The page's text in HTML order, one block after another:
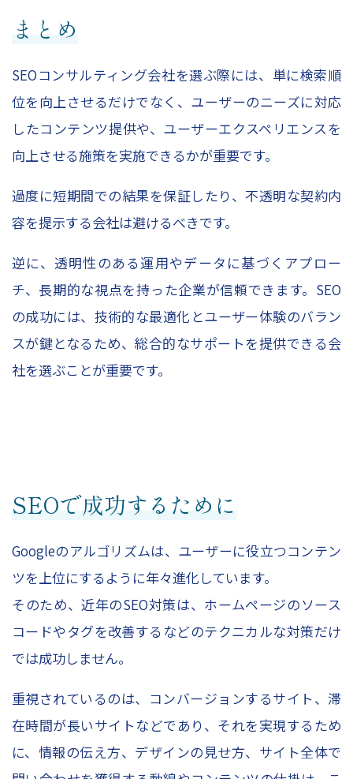
まとめ
SEOコンサルティング会社を選ぶ際には、単に検索順
位を向上させるだけでなく、ユーザーのニーズに対応
したコンテンツ提供や、ユーザーエクスペリエンスを
向上させる施策を実施できるかが重要です。
過度に短期間での結果を保証したり、不透明な契約内
容を提示する会社は避けるべきです。
逆に、透明性のある運用やデータに基づくアプロー
チ、長期的な視点を持った企業が信頼できます。SEO
の成功には、技術的な最適化とユーザー体験のバラン
スが鍵となるため、総合的なサポートを提供できる会
社を選ぶことが重要です。
SEOで成功するために
Googleのアルゴリズムは、ユーザーに役立つコンテン
ツを上位にするように年々進化しています。
そのため、近年のSEO対策は、ホームページのソース
コードやタグを改善するなどのテクニカルな対策だけ
では成功しません。
重視されているのは、コンバージョンするサイト、滞
在時間が長いサイトなどであり、それを実現するため
に、情報の伝え方、デザインの見せ方、サイト全体で